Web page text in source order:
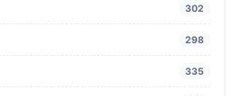
302
298
335